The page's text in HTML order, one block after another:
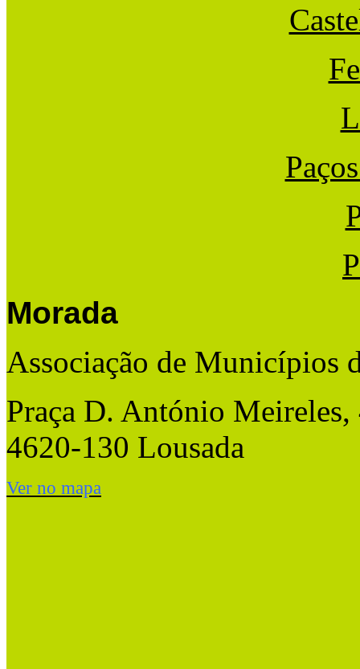
Morada
Associação de Municípios
Praça D. António Meireles,
4620-130 Lousada
Ver no mapa